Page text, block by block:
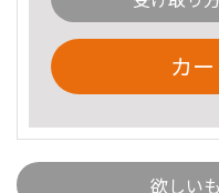
カ
欲しい